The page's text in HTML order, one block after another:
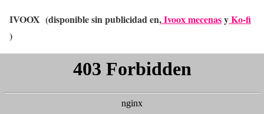
IVOOX (disponible sin publicidad en,Ivoox mecenasyKo-fi
)